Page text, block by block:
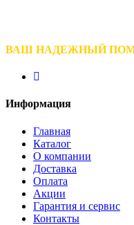
ВАШ НАДЕЖНЫЙ
Информация
Главная
Каталог
О компании
Доставка
Оплата
Акции
Гарантия и сервис
Контакты